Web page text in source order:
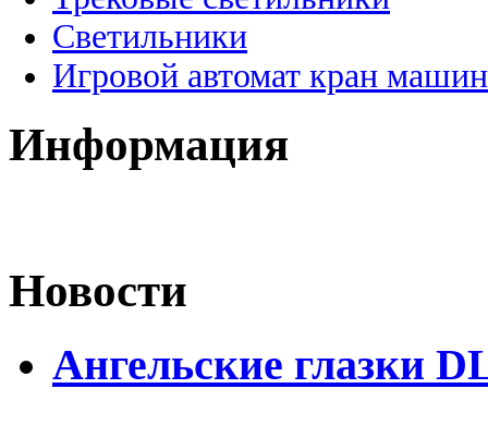
Светильники
Игровой автомат кран
Информация
Новости
Ангельские глазки